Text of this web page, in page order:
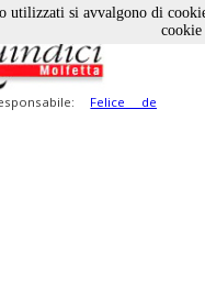
Felice de
utilizzati si avvalgono di
cookie